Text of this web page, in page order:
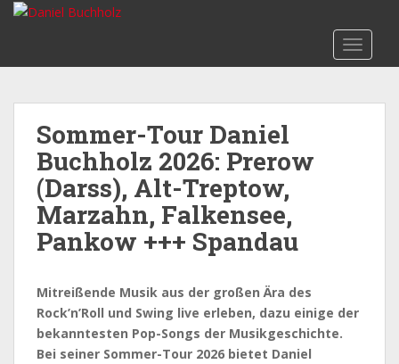
p
Sommer-Tour Daniel
Buchholz 2026: Prerow
(Darss), Alt-Treptow,
Marzahn, Falkensee,
Pankow +++ Spandau
Mitreißende Musik aus der großen Ära des
Rock’n’Roll und Swing live erleben, dazu einige der
bekanntesten Pop-Songs der Musikgeschichte.
Bei seiner Sommer-Tour 2026 bietet Daniel